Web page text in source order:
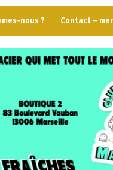
nous ? Contact –